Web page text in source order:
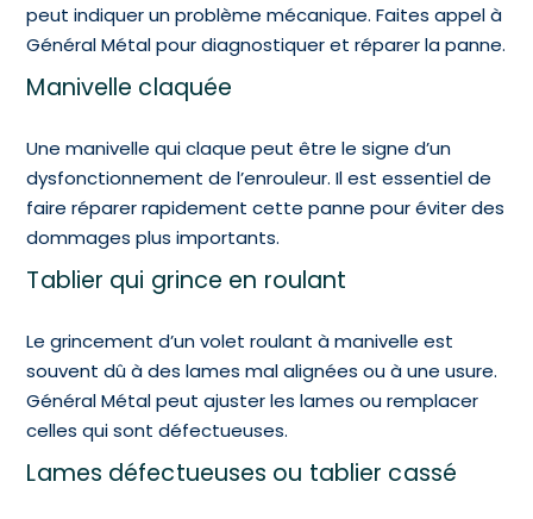
peut indiquer un problème mécanique. Faites appel à
Général Métal pour diagnostiquer et réparer la panne.
Manivelle claquée
Une manivelle qui claque peut être le signe d’un
dysfonctionnement de l’enrouleur. Il est essentiel de
faire réparer rapidement cette panne pour éviter des
dommages plus importants.
Tablier qui grince en roulant
Le grincement d’un volet roulant à manivelle est
souvent dû à des lames mal alignées ou à une usure.
Général Métal peut ajuster les lames ou remplacer
celles qui sont défectueuses.
Lames défectueuses ou tablier cassé